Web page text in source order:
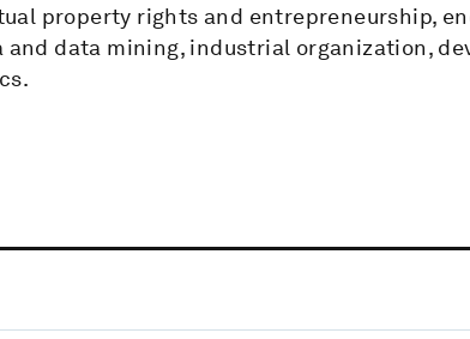
property rights and entrepreneurship,
and data mining, industrial organization,